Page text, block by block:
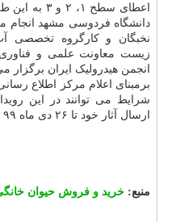
دانشگاه فردوسی مشهد انجام
نخبگان و کارگروه
زیست معاونت علمی و
انجمن هیدرولیک ایران برگزار
برمبنای اعلام مرکز اطلاع
شرایط می توانند در این
ارسال آثار خود تا ۲۶ دی ماه ۹۹ فرصت دارند.
منبع: خرید و فروش حیوان